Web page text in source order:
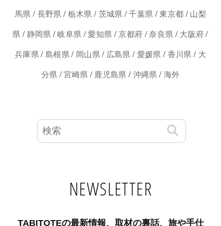
馬県 / 長野県 / 栃木県 / 茨城県 /千葉県 /東京都 / 山梨
県 / 静岡県 /岐阜県 /愛知県 /京都府 /奈良県 / 大阪府/
兵庫県/ 島根県/ 岡山県/ 広島県 / 愛媛県 / 香川県 / 大
分県 /宮崎県 / 鹿児島県 / 沖縄県 / 海外
NEWSLETTER